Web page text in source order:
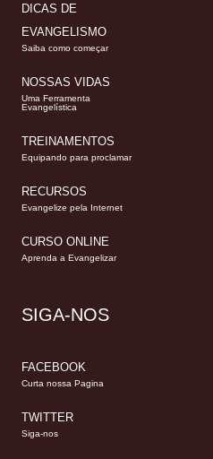
DICAS DE
EVANGELISMO
Saiba como começar
NOSSAS VIDAS
Uma Ferramenta
Evangelística
TREINAMENTOS
Equipando para proclamar
RECURSOS
Evangelize pela Internet
CURSO ONLINE
Aprenda a Evangelizar
SIGA-NOS
FACEBOOK
Curta nossa Pagina
TWITTER
Siga-nos